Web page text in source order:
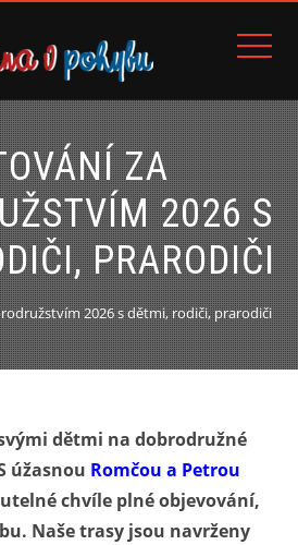
ZA
2026 S
PRARODIČI
2026 s dětmi, rodiči, prarodiči
dětmi na dobrodružné
úžasnou Romčou a Petrou
chvíle plné objevování,
Naše trasy jsou navrženy